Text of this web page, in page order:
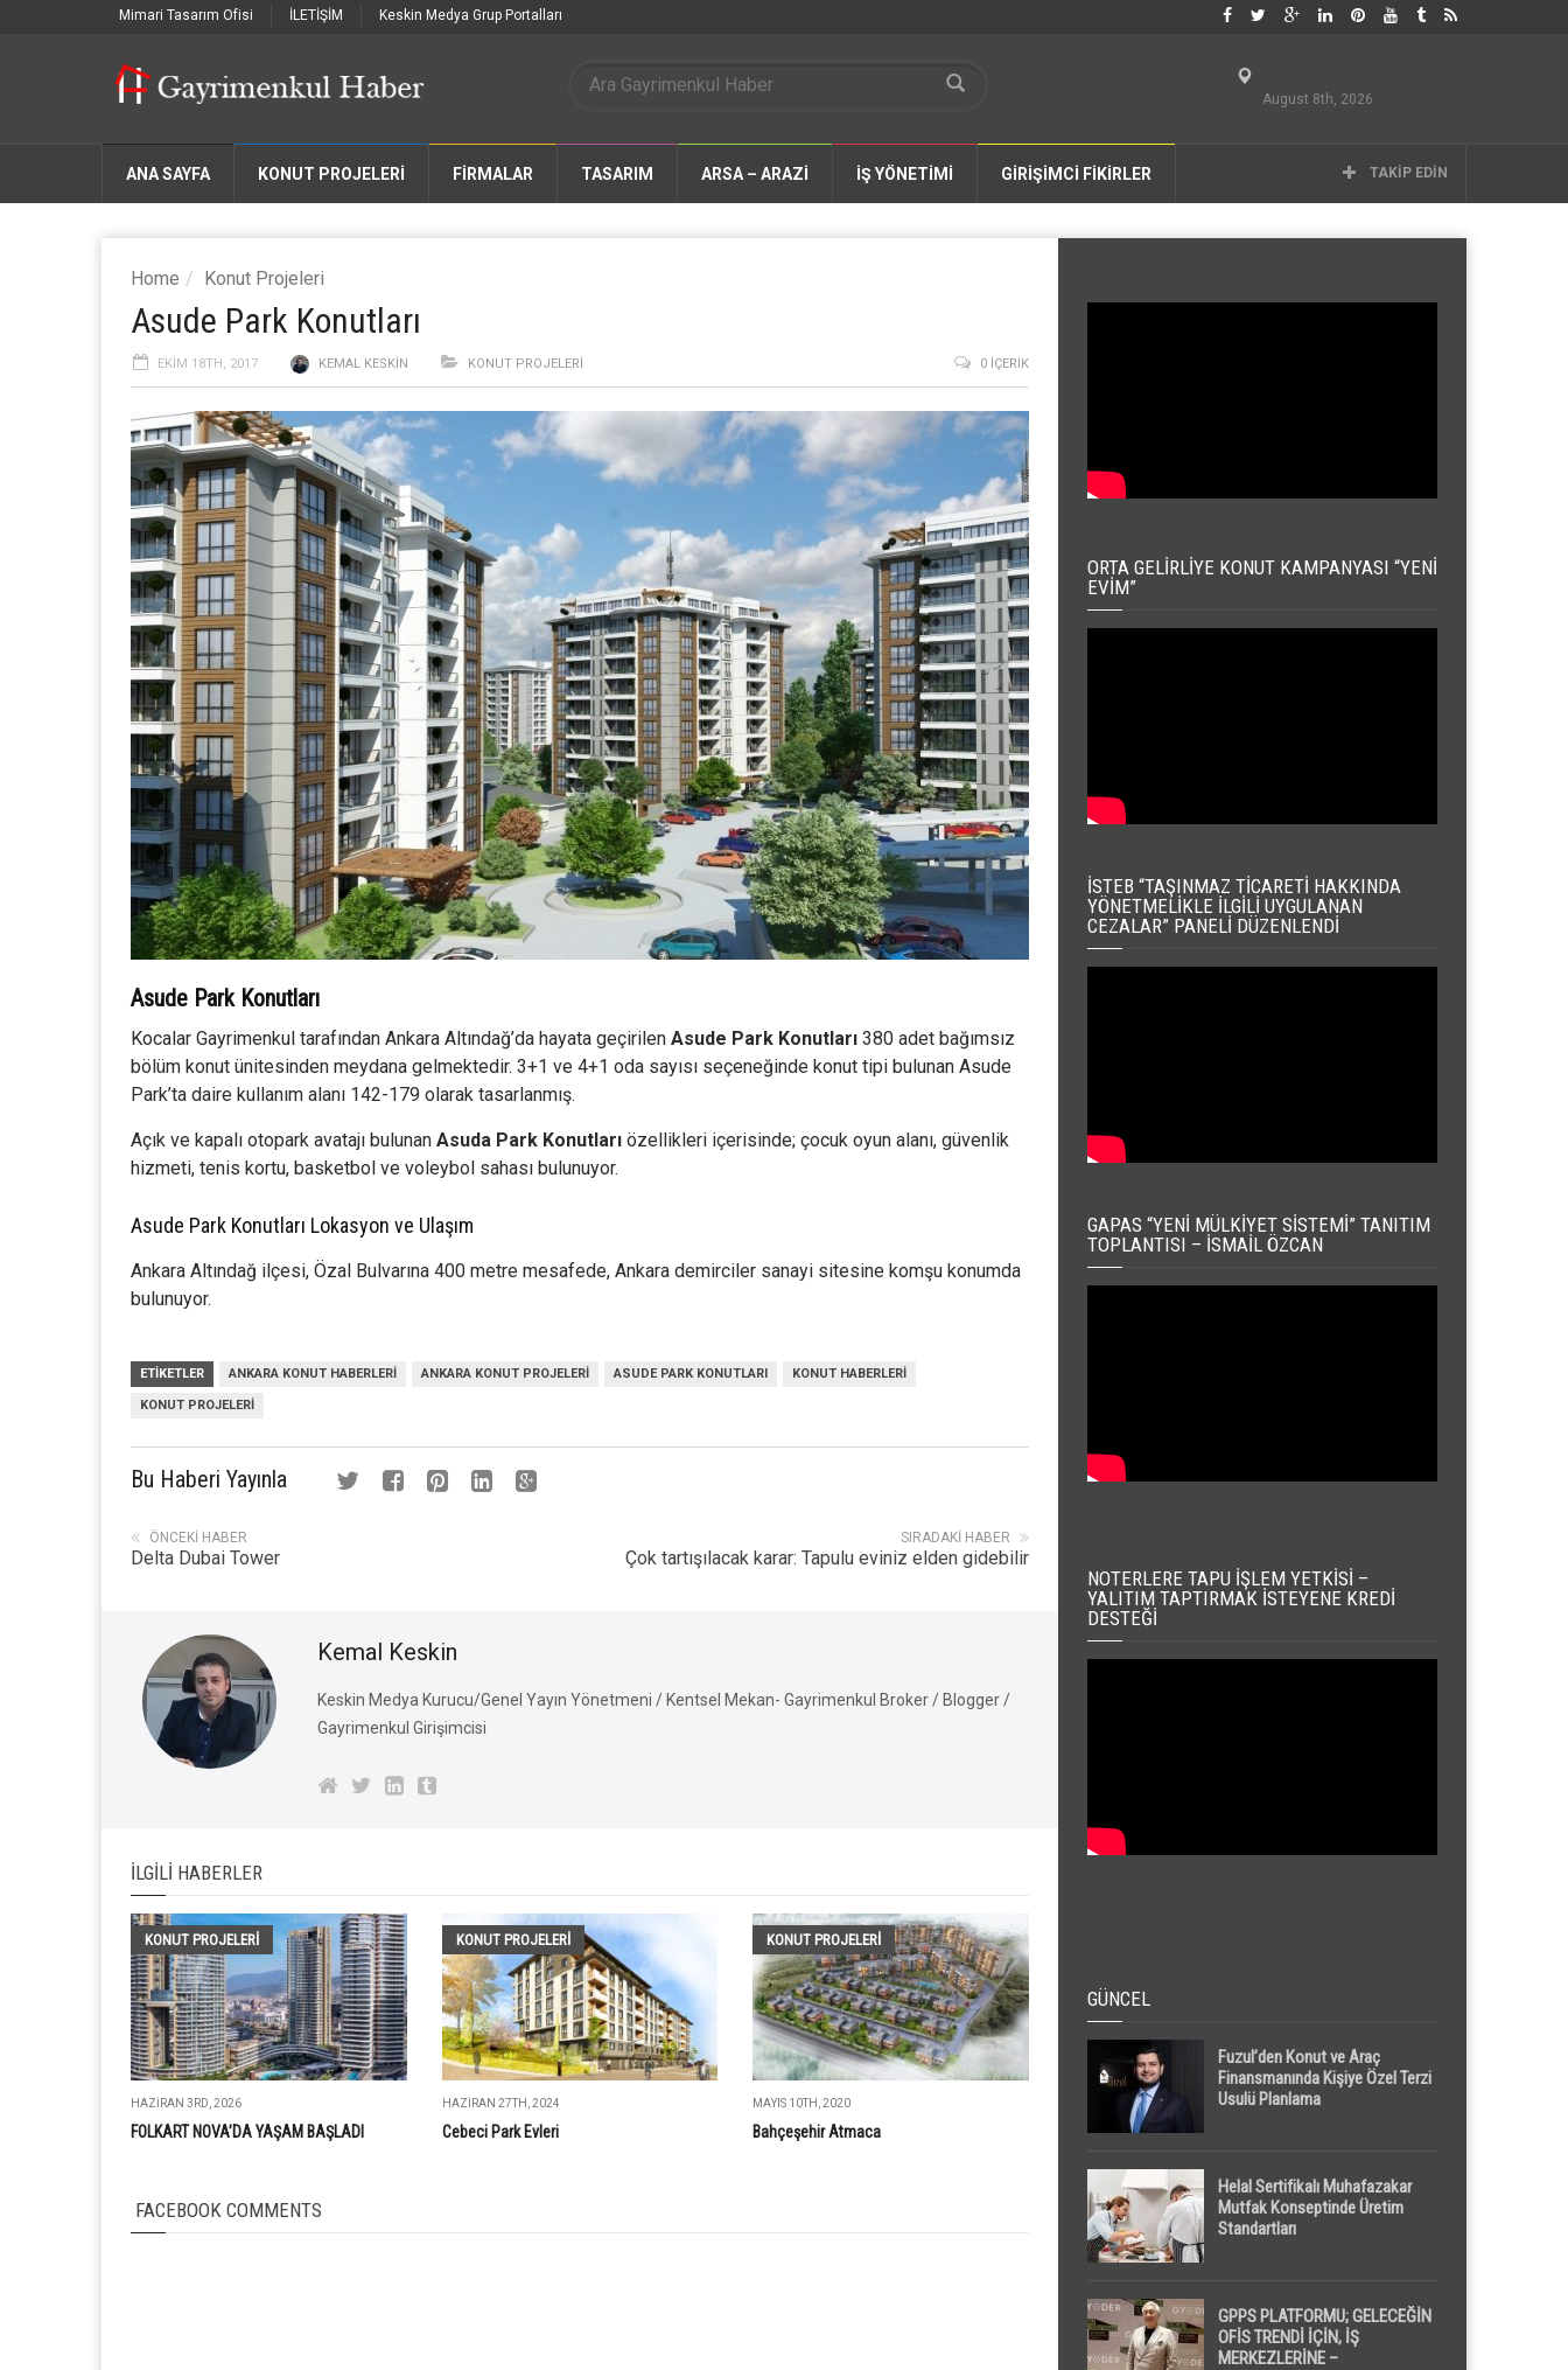
Mimari Tasarım Ofisi İLETİŞİM Keskin Medya Grup Portalları
August 8th, 2026
ANA SAYFA KONUT PROJELERİ FIRMALAR TASARIM ARSA – ARAZİ İŞ YÖNETİMİ GİRİŞİMCİ FİKİRLER TAKIP EDIN
Home Konut Projeleri
Asude Park Konutları
EKIM 18TH, 2017 KEMAL KESKIN KONUT PROJELERI 0 İÇERIK
Asude Park Konutları
Kocalar Gayrimenkul tarafından Ankara Altındağ’da hayata geçirilen Asude Park Konutları 380 adet bağımsız
bölüm konut ünitesinden meydana gelmektedir. 3+1 ve 4+1 oda sayısı seçeneğinde konut tipi bulunan Asude
Park’ta daire kullanım alanı 142-179 olarak tasarlanmış.
Açık ve kapalı otopark avatajı bulunan Asuda Park Konutları özellikleri içerisinde; çocuk oyun alanı, güvenlik
hizmeti, tenis kortu, basketbol ve voleybol sahası bulunuyor.
Asude Park Konutları Lokasyon ve Ulaşım
Ankara Altındağ ilçesi, Özal Bulvarına 400 metre mesafede, Ankara demirciler sanayi sitesine komşu konumda
bulunuyor.
ETIKETLER ANKARA KONUT HABERLERI ANKARA KONUT PROJELERI ASUDE PARK KONUTLARI KONUT HABERLERI
KONUT PROJELERI
Bu Haberi Yayınla
SIRADAKI HABER
Çok tartışılacak karar: Tapulu eviniz elden gidebilir
ÖNCEKI HABER
Delta Dubai Tower
Kemal Keskin
Keskin Medya Kurucu/Genel Yayın Yönetmeni / Kentsel Mekan- Gayrimenkul Broker / Blogger /
Gayrimenkul Girişimcisi
İLGILI HABERLER
KONUT PROJELERI
HAZIRAN 3RD, 2026
FOLKART NOVA’DA YAŞAM BAŞLADI
KONUT PROJELERI
HAZIRAN 27TH, 2024
Cebeci Park Evleri
KONUT PROJELERI
MAYIS 10TH, 2020
Bahçeşehir Atmaca
FACEBOOK COMMENTS
ORTA GELIRLIYE KONUT KAMPANYASI “YENI
EVIM”
İSTEB “TAŞINMAZ TICARETI HAKKINDA
YÖNETMELIKLE İLGILI UYGULANAN
CEZALAR” PANELI DÜZENLENDI
GAPAS “YENI MÜLKIYET SISTEMI” TANITIM
TOPLANTISI – İSMAIL ÖZCAN
NOTERLERE TAPU İŞLEM YETKISI –
YALITIM TAPTIRMAK İSTEYENE KREDI
DESTEĞI
GÜNCEL
Fuzul’den Konut ve Araç
Finansmanında Kişiye Özel Terzi
Usulü Planlama
Helal Sertifikalı Muhafazakar
Mutfak Konseptinde Üretim
Standartları
GPPS PLATFORMU; GELECEĞİN
OFİS TRENDİ İÇİN, İŞ
MERKEZLERİNE –